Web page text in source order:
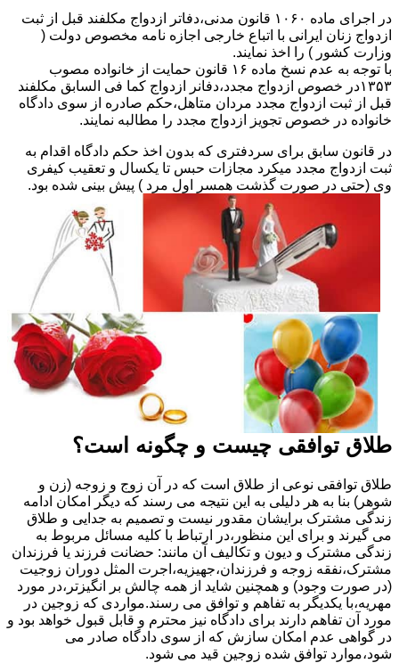
در اجرای ماده ۱۰۶۰ قانون مدنی،دفاتر ازدواج مکلفند قبل از ثبت
ازدواج زنان ایرانی با اتباع خارجی اجازه نامه مخصوص دولت (
وزارت کشور ) را اخذ نمایند.
با توجه به عدم نسخ ماده ۱۶ قانون حمایت از خانواده مصوب
۱۳۵۳در خصوص ازدواج مجدد،دفانر ازدواج کما فی السابق مکلفند
قبل از ثبت ازدواج مجدد مردان متاهل،حکم صادره از سوی دادگاه
خانواده در خصوص تجویز ازدواج مجدد را مطالبه نمایند.
در قانون سابق برای سردفتری که بدون اخذ حکم دادگاه اقدام به
ثبت ازدواج مجدد میکرد مجازات حبس تا یکسال و تعقیب کیفری
وی (حتی در صورت گذشت همسر اول مرد ) پیش بینی شده بود.
طلاق توافقی چیست و چگونه است؟
طلاق توافقی نوعی از طلاق است که در آن زوج و زوجه (زن و
شوهر) بنا به هر دلیلی به این نتیجه می رسند که دیگر امکان ادامه
زندگی مشترک برایشان مقدور نیست و تصمیم به جدایی و طلاق
می گیرند و برای این منظور،در ارتباط با کلیه مسائل مربوط به
زندگی مشترک و دیون و تکالیف آن مانند: حضانت فرزند یا فرزندان
مشترک،نفقه زوجه و فرزندان،جهیزیه،اجرت المثل دوران زوجیت
(در صورت وجود) و همچنین شاید از همه چالش بر انگیزتر،در مورد
مهریه،با یکدیگر به تفاهم و توافق می رسند.مواردی که زوجین در
مورد آن تفاهم دارند برای دادگاه نیز محترم و قابل قبول خواهد بود و
در گواهی عدم امکان سازش که از سوی دادگاه صادر می
شود،موارد توافق شده زوجین قید می شود.